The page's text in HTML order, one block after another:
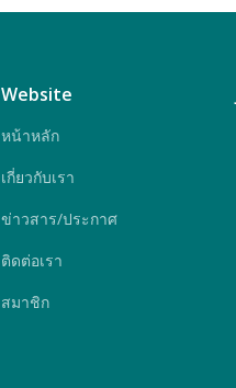
Website
หน้าหลัก
เกี่ยวกับเรา
ข่าวสาร/ประกาศ
ติดต่อเรา
สมาชิก